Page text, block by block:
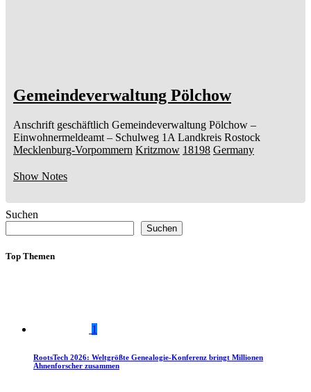
Gemeindeverwaltung Pölchow
Anschrift geschäftlich Gemeindeverwaltung Pölchow –
Einwohnermeldeamt – Schulweg 1A Landkreis Rostock
Mecklenburg-Vorpommern Kritzmow 18198 Germany
Show Notes
Suchen
Suchen
Top Themen
1
RootsTech 2026: Weltgrößte Genealogie-Konferenz bringt Millionen
Ahnenforscher zusammen